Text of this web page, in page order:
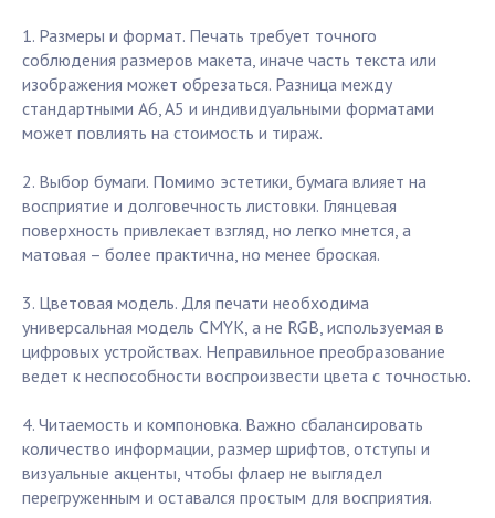
1. Размеры и формат. Печать требует точного
соблюдения размеров макета, иначе часть текста или
изображения может обрезаться. Разница между
стандартными A6, A5 и индивидуальными форматами
может повлиять на стоимость и тираж.
2. Выбор бумаги. Помимо эстетики, бумага влияет на
восприятие и долговечность листовки. Глянцевая
поверхность привлекает взгляд, но легко мнется, а
матовая – более практична, но менее броская.
3. Цветовая модель. Для печати необходима
универсальная модель CMYK, а не RGB, используемая в
цифровых устройствах. Неправильное преобразование
ведет к неспособности воспроизвести цвета с точностью.
4. Читаемость и компоновка. Важно сбалансировать
количество информации, размер шрифтов, отступы и
визуальные акценты, чтобы флаер не выглядел
перегруженным и оставался простым для восприятия.